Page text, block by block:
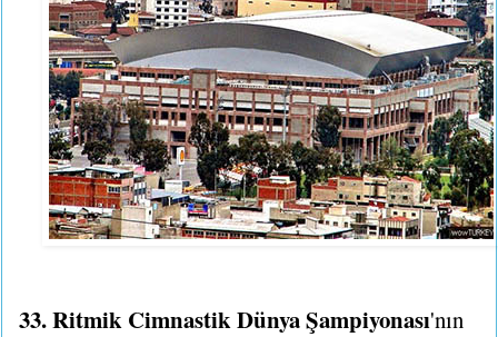
33. Ritmik Cimnastik Dünya Şampiyonası'nın